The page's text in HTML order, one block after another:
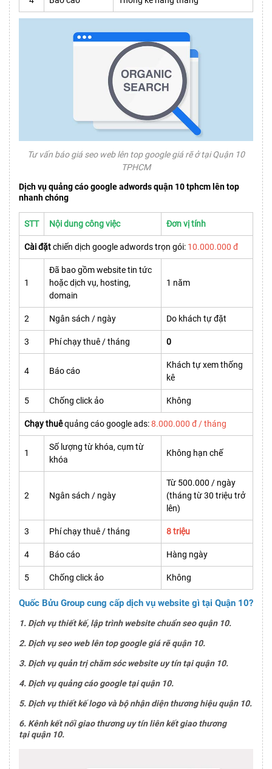
Tư vấn báo giá seo web lên top google giá rẽ ở tại Quận 10
TPHCM
Dịch vụ quảng cáo google adwords quận 10 tphcm lên top
nhanh chóng
STT Nội dung công việc Đơn vị tính
Cài đặtchiến dịch google adwords trọn gói: 10.000.000 đ
1
Đã bao gồm website tin tức
hoặc dịch vụ, hosting,
domain
1 năm
2 Ngân sách / ngày Do khách tự đặt
3 Phí chạy thuê / tháng 0
4 Báo cáo
Khách tự xem thống
kê
5 Chống click ảo Không
Chạy thuêquảng cáo google ads:8.000.000 đ / tháng
1
Số lượng từ khóa, cụm từ
khóa
Không hạn chế
2 Ngân sách / ngày
Từ 500.000 / ngày
(tháng từ 30 triệu trở
lên)
3 Phí chạy thuê / tháng 8 triệu
4 Báo cáo Hàng ngày
5 Chống click ảo Không
Quốc Bửu Group cung cấp dịch vụ website gì tại Quận 10?
1. Dịch vụ thiết kế, lập trình website chuẩn seo quận 10.
2. Dịch vụ seo web lên top google giá rẽ quận 10.
3. Dịch vụ quản trị chăm sóc website uy tín tại quận 10.
4. Dịch vụ quảng cáo google tại quận 10.
5. Dịch vụ thiết kế logo và bộ nhận diện thương hiệu quận 10.
6. Kênh kết nối giao thương uy tín liên kết giao thương
tại quận 10.